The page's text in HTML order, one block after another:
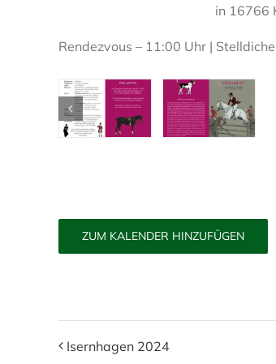
in 16766
Rendezvous – 11:00 Uhr |
ZUM KALENDER HINZUFÜGEN
Isernhagen 2024